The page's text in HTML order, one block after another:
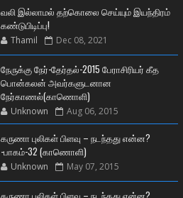
வலி இல்லாமல் தற்கொலை செய்யும் இயந்திரம்
கண்டுபிடிப்பு!
Thamil Dec 08, 2021
நேருக்கு நேர்-தேர்தல்-2015 பேராசிரியர் கீத
பொன்கலன் அவர்களுடனான
நேர்காணல்(காணொளி)
Unknown Aug 06, 2015
கருணா புலிகள் பிளவு – நடந்தது என்ன?
-பாகம்-32 (காணொளி)
Unknown May 07, 2015
கருணா புலிகள் பிளவு – நடந்தது என்ன?